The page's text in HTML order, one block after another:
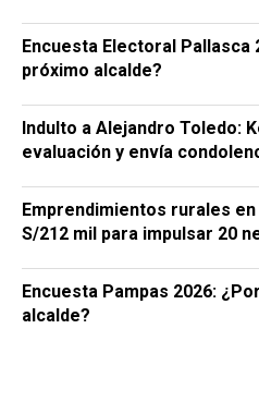
Encuesta Electoral Pallasca
próximo alcalde?
Indulto a Alejandro Toledo:
evaluación y envía
Emprendimientos rurales
S/212 mil para impulsar 20
Encuesta Pampas 2026:
alcalde?